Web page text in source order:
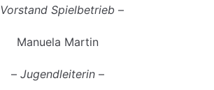
Vorstand Spielbetrieb –
Manuela Martin
– Jugendleiterin–